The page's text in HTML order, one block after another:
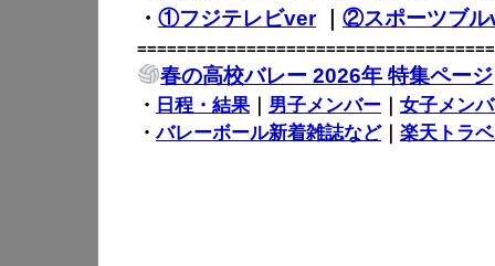
・ ①フジテレビver｜ ②スポーツブル
春の高校バレー 2026年 特集ページ
・ 日程・結果 男子メンバー
女子メン
・バレーボール新着雑誌など｜ 楽天トラ